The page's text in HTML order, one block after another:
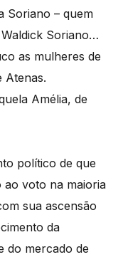
Soriano – quem
Soriano…
as mulheres de
Atenas.
Amélia, de
político de que
ao voto na maioria
sua ascensão
da
do mercado de